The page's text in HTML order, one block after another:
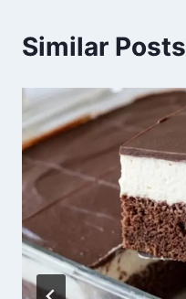
Similar Posts